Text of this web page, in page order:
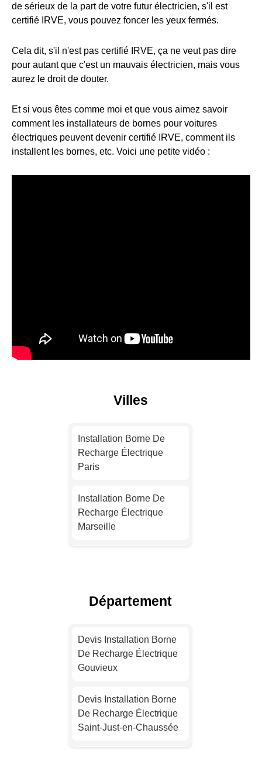
de sérieux de la part de votre futur électricien, s'il est
certifié IRVE, vous pouvez foncer les yeux fermés.
Cela dit, s'il n'est pas certifié IRVE, ça ne veut pas dire
pour autant que c'est un mauvais électricien, mais vous
aurez le droit de douter.
Et si vous êtes comme moi et que vous aimez savoir
comment les installateurs de bornes pour voitures
électriques peuvent devenir certifié IRVE, comment ils
installent les bornes, etc. Voici une petite vidéo :
Villes
Installation Borne De
Recharge Électrique
Paris
Installation Borne De
Recharge Électrique
Marseille
Toulouse
Nice
Département
Devis Installation Borne
De Recharge Électrique
Gouvieux
Devis Installation Borne
De Recharge Électrique
Saint-Just-en-Chaussée